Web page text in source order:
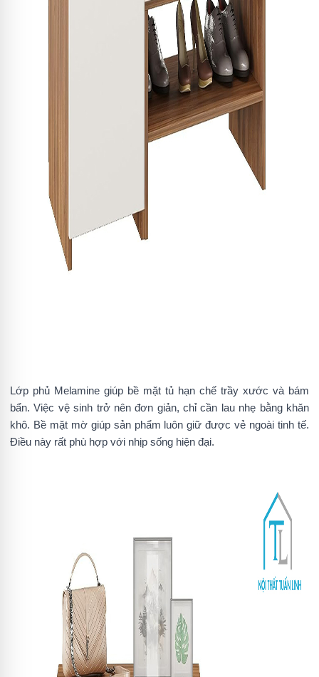
Lớp phủ Melamine giúp bề mặt tủ hạn chế trầy xước và bám
bẩn. Việc vệ sinh trở nên đơn giản, chỉ cần lau nhẹ bằng khăn
khô. Bề mặt mờ giúp sản phẩm luôn giữ được vẻ ngoài tinh tế.
Điều này rất phù hợp với nhịp sống hiện đại.